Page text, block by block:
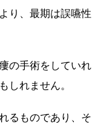
り、最期は誤嚥性
の手術をしていれ
しれません。
るものであり、そ